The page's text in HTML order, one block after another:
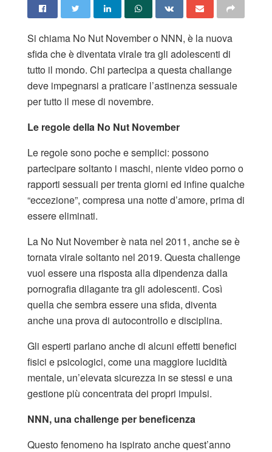
Si chiama No Nut November o NNN, è la nuova
sfida che è diventata virale tra gli adolescenti di
tutto il mondo. Chi partecipa a questa challange
deve impegnarsi a praticare l’astinenza sessuale
per tutto il mese di novembre.
Le regole della No Nut November
Le regole sono poche e semplici: possono
partecipare soltanto i maschi, niente video porno o
rapporti sessuali per trenta giorni ed infine qualche
“eccezione”, compresa una notte d’amore, prima di
essere eliminati.
La No Nut November è nata nel 2011, anche se è
tornata virale soltanto nel 2019. Questa challenge
vuol essere una risposta alla dipendenza dalla
pornografia dilagante tra gli adolescenti. Così
quella che sembra essere una sfida, diventa
anche una prova di autocontrollo e disciplina.
Gli esperti parlano anche di alcuni effetti benefici
fisici e psicologici, come una maggiore lucidità
mentale, un’elevata sicurezza in se stessi e una
gestione più concentrata dei propri impulsi.
NNN, una challenge per beneficenza
Questo fenomeno ha ispirato anche quest’anno